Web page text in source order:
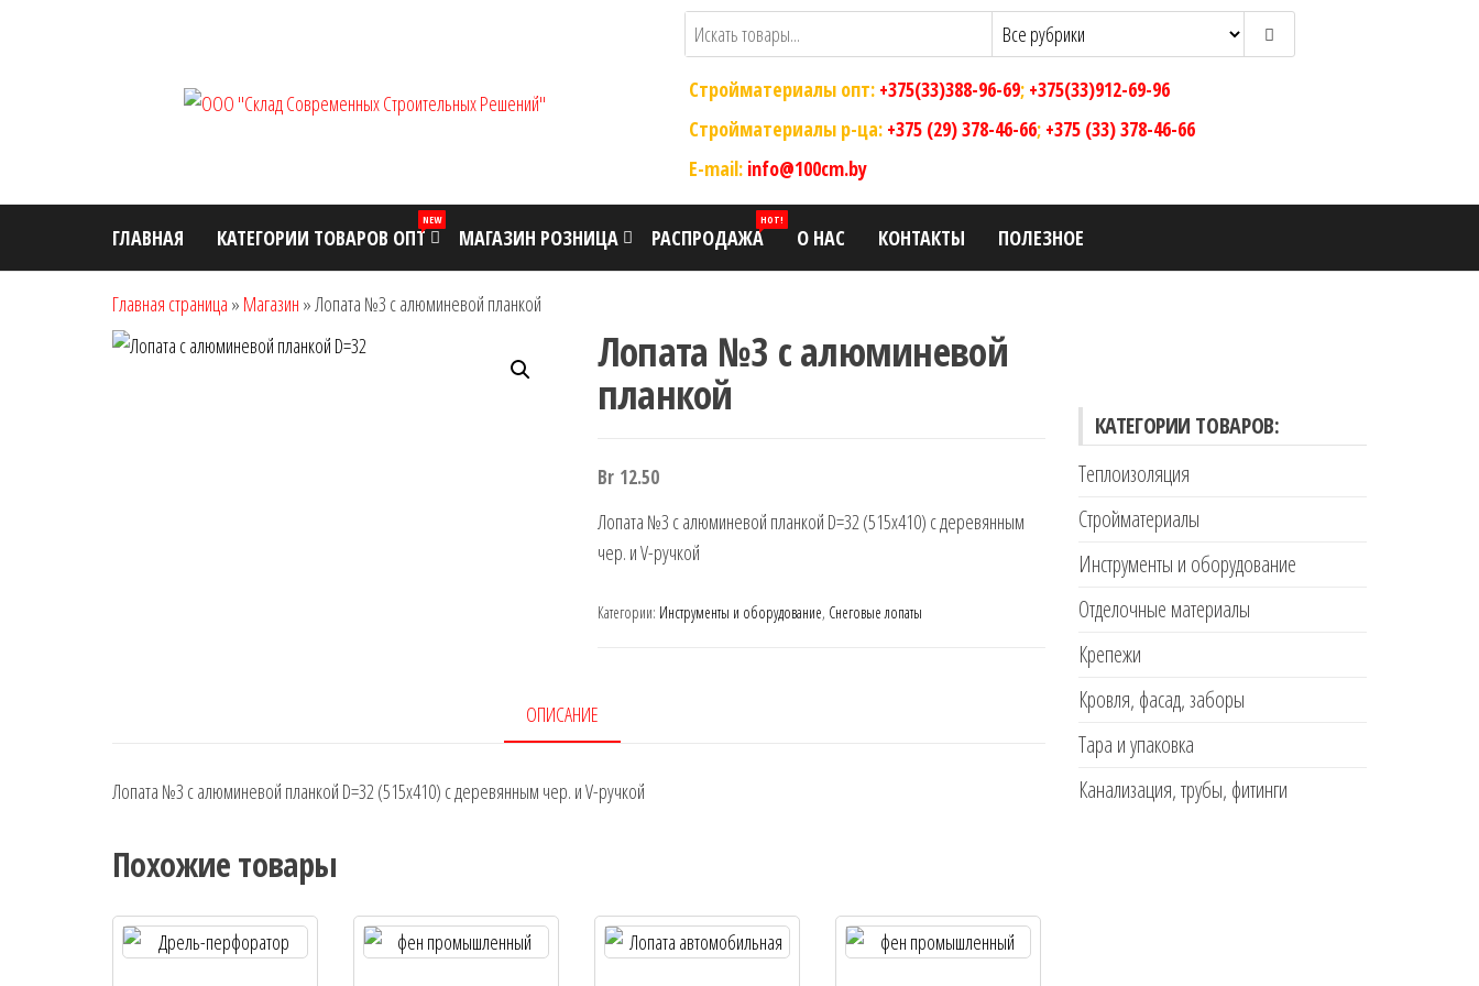
Современных
Строительных
Решений"
Стройматериалы опт: +375(33)388-96-69; +375(33)912-69-96
Стройматериалы р-ца: +375 (29) 378-46-66; +375 (33) 378-46-66
E-mail: info@100cm.by
ГЛАВНАЯ КАТЕГОРИИ ТОВАРОВ ОПТ
NEW
МАГАЗИН РОЗНИЦА РАСПРОДАЖА
HOT!
О НАС КОНТАКТЫ ПОЛЕЗНОЕ
Главная страница » Магазин »Лопата №3 с алюминевой планкой
Лопата №3 с алюминевой
планкой
Br 12.50
Лопата №3 с алюминевой планкой D=32 (515х410) с деревянным
чер. и V-ручкой
Категории: Инструменты и оборудование, Снеговые лопаты
ОПИСАНИЕ
Лопата №3 с алюминевой планкой D=32 (515х410) с деревянным чер. и V-ручкой
Похожие товары
КАТЕГОРИИ ТОВАРОВ:
Теплоизоляция
Стройматериалы
Инструменты и оборудование
Отделочные материалы
Крепежи
Кровля, фасад, заборы
Тара и упаковка
Канализация, трубы, фитинги